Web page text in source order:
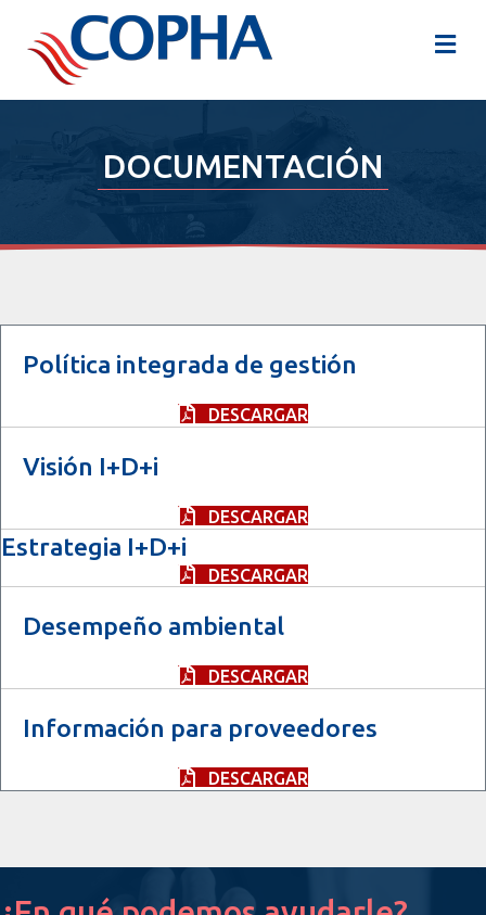
DOCUMENTACIÓN
Política integrada de gestión
DESCARGAR
Visión I+D+i
DESCARGAR
Estrategia I+D+i
DESCARGAR
Desempeño ambiental
DESCARGAR
Información para proveedores
DESCARGAR